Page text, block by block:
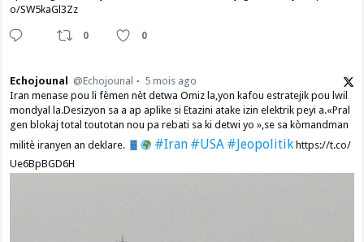
o/SW5kaGl3Zz
0 0
Echojounal @Echojounal
5 mois ago
Iran menase pou li fèmen nèt detwa Omiz la,yon kafou estratejik pou lwil
mondyal la.Desizyon sa a ap aplike si Etazini atake izin elektrik peyi a.​«Pral
gen blokaj total toutotan nou pa rebati sa ki detwi yo »,se sa kòmandman
militè iranyen an deklare.
#Iran #USA #Jeopolitikhttps://t.co/
Ue6BpBGD6H